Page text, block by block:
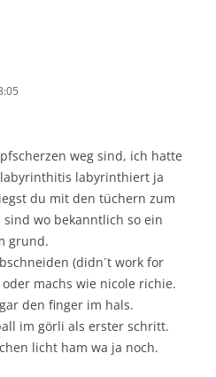
weg sind, ich hatte
labyrinthiert ja
du mit den tüchern zum
wo bekanntlich so ein
grund.
(didn´t work for
machs wie nicole richie.
den finger im hals.
im görli als erster schritt.
licht ham wa ja noch.